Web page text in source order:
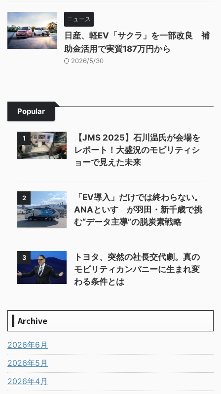
ニュース
日産、軽EV「サクラ」を一部改良 補
助金活用で実質187万円から
2026/5/30
Popular
1
【JMS 2025】石川温氏が会場を
レポート！大盛況のモビリティシ
ョーで見えた未来
2
「EV導入」だけでは終わらない。
ANAといすゞが羽田・新千歳で挑
む“データ主導”の脱炭素戦略
3
トヨタ、突然の社長交代劇。真の
モビリティカンパニーに生まれ変
わる条件とは
Archive
2026年6月
2026年5月
2026年4月